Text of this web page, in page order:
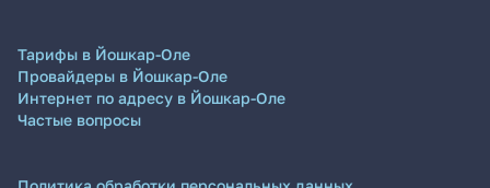
Тарифы в Йошкар-Оле
Провайдеры в Йошкар-Оле
Интернет по адресу в Йошкар-Оле
Частые вопросы